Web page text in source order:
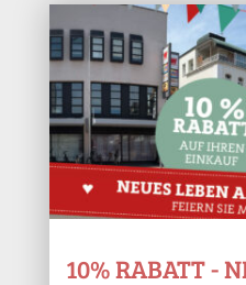
10% RABATT -